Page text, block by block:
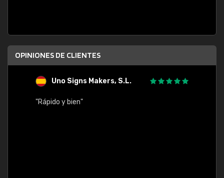
OPINIONES DE CLIENTES
Uno Signs Makers, S.L.
"Rápido y bien"